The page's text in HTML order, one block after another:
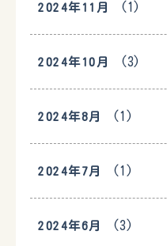
2024年11月 (1)
2024年10月 (3)
2024年8月 (1)
2024年7月 (1)
2024年6月 (3)